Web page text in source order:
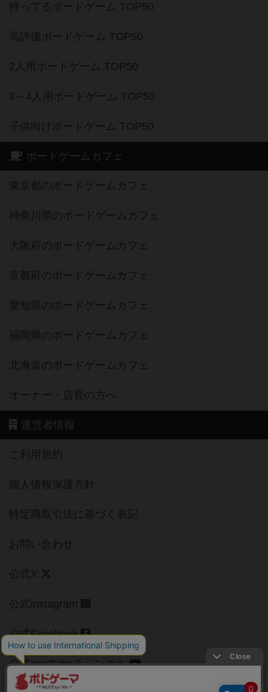
持ってるボードゲーム TOP50
高評価ボードゲーム TOP50
2人用ボードゲーム TOP50
3～4人用ボードゲーム TOP50
子供向けボードゲーム TOP50
ボードゲームカフェ
東京都のボードゲームカフェ
神奈川県のボードゲームカフェ
大阪府のボードゲームカフェ
京都府のボードゲームカフェ
愛知県のボードゲームカフェ
福岡県のボードゲームカフェ
北海道のボードゲームカフェ
オーナー・店長の方へ
運営者情報
ご利用規約
個人情報保護方針
特定商取引法に基づく表記
お問い合わせ
公式X
公式instagram
公式Facebook
公式YouTubeチャンネル